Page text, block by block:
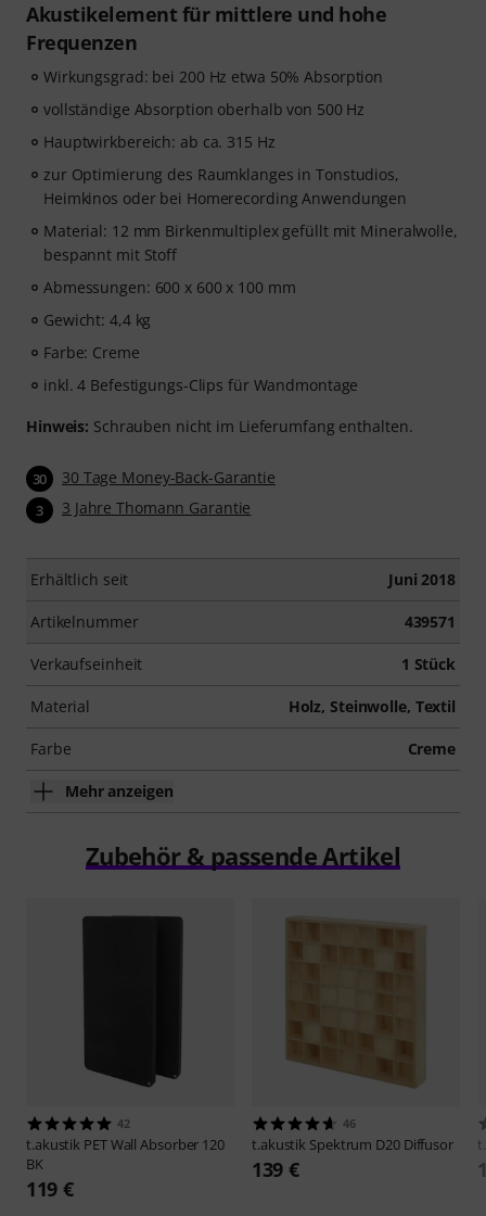
Akustikelement für mittlere und hohe
Frequenzen
Wirkungsgrad: bei 200 Hz etwa 50% Absorption
vollständige Absorption oberhalb von 500 Hz
Hauptwirkbereich: ab ca. 315 Hz
zur Optimierung des Raumklanges in Tonstudios,
Heimkinos oder bei Homerecording Anwendungen
Material: 12 mm Birkenmultiplex gefüllt mit Mineralwolle,
bespannt mit Stoff
Abmessungen: 600 x 600 x 100 mm
Gewicht: 4,4 kg
Farbe: Creme
inkl. 4 Befestigungs-Clips für Wandmontage
Hinweis: Schrauben nicht im Lieferumfang enthalten.
30 30 Tage Money-Back-Garantie
3 3 Jahre Thomann Garantie
Erhältlich seit Juni 2018
Artikelnummer 439571
Verkaufseinheit 1 Stück
Material Holz, Steinwolle, Textil
Farbe Creme
Mehr anzeigen
Zubehör & passende Artikel
42
t.akustik PET Wall Absorber 120
BK
119 €
46
t.akustik Spektrum D20 Diffusor
139 €